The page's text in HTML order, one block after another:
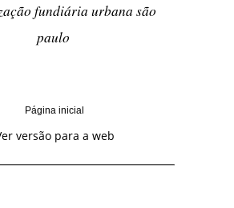
fundiária urbana são
paulo
Página inicial
versão para a web